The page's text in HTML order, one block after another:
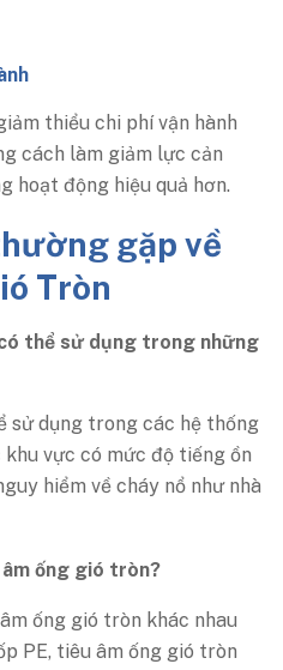
thiểu chi phí vận hành
cách làm giảm lực cản
hoạt động hiệu quả hơn.
gặp về
Tròn
thể sử dụng trong những
sử dụng trong các hệ thống
vực có mức độ tiếng ồn
hiểm về cháy nổ như nhà
ống gió tròn?
ống gió tròn khác nhau
PE, tiêu âm ống gió tròn